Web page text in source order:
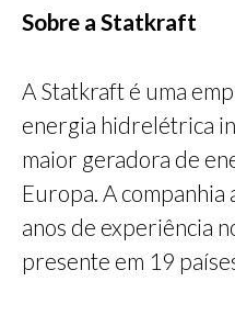
Sobre a Statkraft
A Statkraft é uma
energia hidrelétrica
maior geradora de
Europa. A companhia
anos de experiência
presente em 19